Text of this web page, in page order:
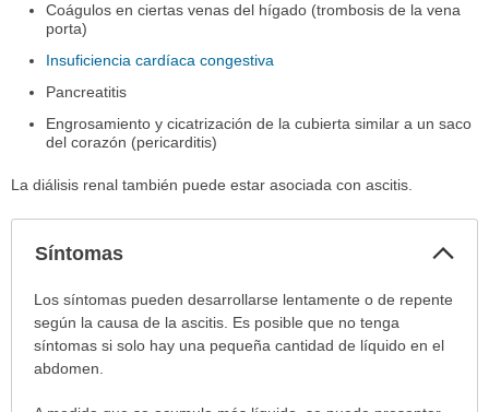
Coágulos en ciertas venas del hígado (trombosis de la vena
porta)
Insuficiencia cardíaca congestiva
Pancreatitis
Engrosamiento y cicatrización de la cubierta similar a un saco
del corazón (pericarditis)
La diálisis renal también puede estar asociada con ascitis.
Síntomas
Síntomas
sido
extendido.
Los síntomas pueden desarrollarse lentamente o de repente
según la causa de la ascitis. Es posible que no tenga
síntomas si solo hay una pequeña cantidad de líquido en el
abdomen.